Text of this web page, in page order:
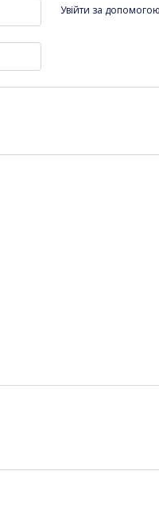
Увійти за допомогою